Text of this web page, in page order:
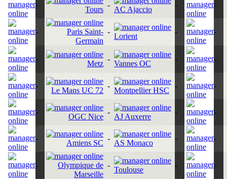
-
Tours
-
AC Ajaccio
- -
-
Paris Saint-
Germain
-
Lorient
- -
-
Metz
-
Vannes OC
- -
-
Le Mans UC 72
-
Montpellier HSC
- -
-
OGC Nice
-
AJ Auxerre
- -
-
Amiens SC
-
AS Monaco
- -
-
Olympique de
Marseille
-
Toulouse
- -